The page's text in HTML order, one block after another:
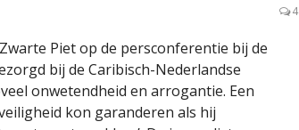
4
Piet op de persconferentie bij de
bij de Caribisch-Nederlandse
onwetendheid en arrogantie. Een
kon garanderen als hij